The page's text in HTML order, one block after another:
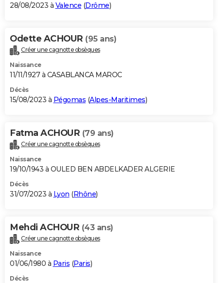
28/08/2023 à Valence (Drôme)
Odette ACHOUR (95 ans)
Créer une cagnotte obsèques
Naissance
11/11/1927 à CASABLANCA MAROC
Décès
15/08/2023 à Pégomas (Alpes-Maritimes)
Fatma ACHOUR (79 ans)
Créer une cagnotte obsèques
Naissance
19/10/1943 à OULED BEN ABDELKADER ALGERIE
Décès
31/07/2023 à Lyon (Rhône)
Mehdi ACHOUR (43 ans)
Créer une cagnotte obsèques
Naissance
01/06/1980 à Paris (Paris)
Décès